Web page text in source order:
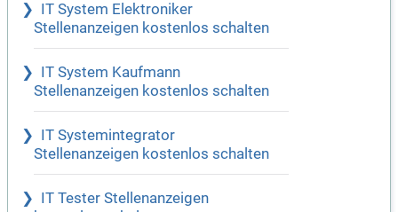
IT System Elektroniker
Stellenanzeigen kostenlos schalten
IT System Kaufmann
Stellenanzeigen kostenlos schalten
IT Systemintegrator
Stellenanzeigen kostenlos schalten
IT Tester Stellenanzeigen